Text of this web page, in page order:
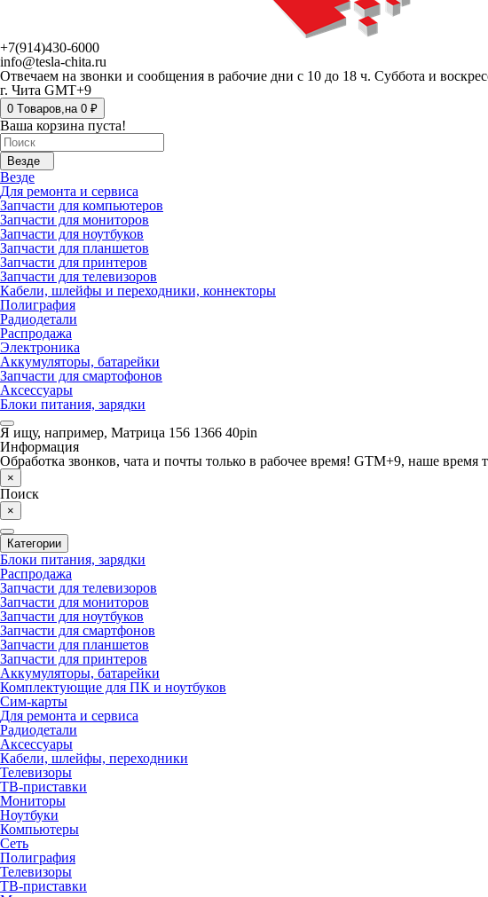
+7(914)430-6000
info@tesla-chita.ru
Отвечаем на звонки и сообщения в рабочие дни с 10 до 18 ч. Суббота и
г. Чита GMT+9
0 Tоваров,на 0 ₽
Ваша корзина пуста!
Везде
Везде
Для ремонта и сервиса
Запчасти для компьютеров
Запчасти для мониторов
Запчасти для ноутбуков
Запчасти для планшетов
Запчасти для принтеров
Запчасти для телевизоров
Кабели, шлейфы и переходники, коннекторы
Полиграфия
Радиодетали
Распродажа
Электроника
Аккумуляторы, батарейки
Запчасти для смартофонов
Аксессуары
Блоки питания, зарядки
Я ищу, например, Матрица 156 1366 40pin
Информация
Обработка звонков, чата и почты только в рабочее время! GTM+9, наше время
×
Поиск
×
Категории
Блоки питания, зарядки
Распродажа
Запчасти для телевизоров
Запчасти для мониторов
Запчасти для ноутбуков
Запчасти для смартфонов
Запчасти для планшетов
Запчасти для принтеров
Аккумуляторы, батарейки
Комплектующие для ПК и ноутбуков
Сим-карты
Для ремонта и сервиса
Радиодетали
Аксессуары
Кабели, шлейфы, переходники
Телевизоры
ТВ-приставки
Мониторы
Ноутбуки
Компьютеры
Сеть
Полиграфия
Телевизоры
ТВ-приставки